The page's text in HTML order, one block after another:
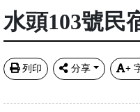
水頭103號民
列印 分享 +